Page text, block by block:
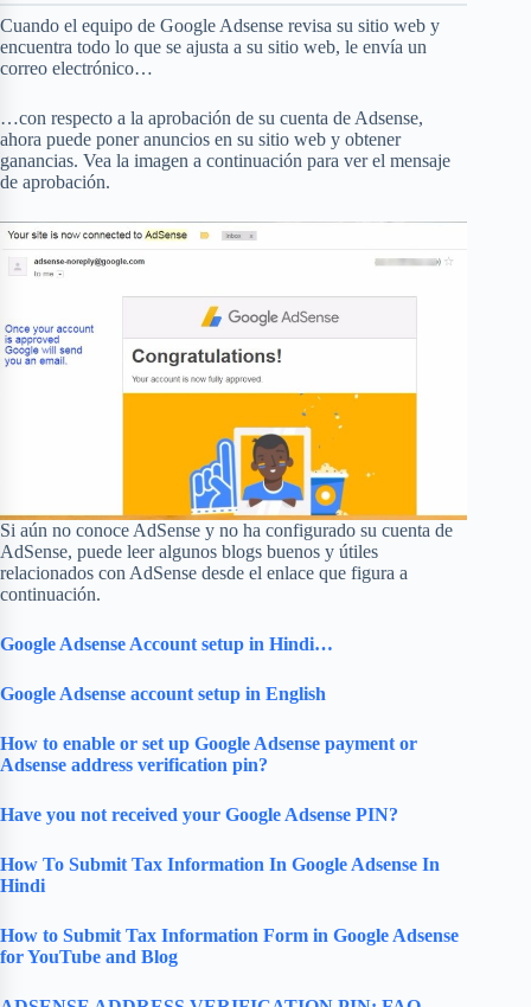
Cuando el equipo de Google Adsense revisa su sitio web y
encuentra todo lo que se ajusta a su sitio web, le envía un
correo electrónico…
…con respecto a la aprobación de su cuenta de Adsense,
ahora puede poner anuncios en su sitio web y obtener
ganancias. Vea la imagen a continuación para ver el mensaje
de aprobación.
Si aún no conoce AdSense y no ha configurado su cuenta de
AdSense, puede leer algunos blogs buenos y útiles
relacionados con AdSense desde el enlace que figura a
continuación.
Google Adsense Account setup in Hindi…
Google Adsense account setup in English
How to enable or set up Google Adsense payment or
Adsense address verification pin?
Have you not received your Google Adsense PIN?
How To Submit Tax Information In Google Adsense In
Hindi
How to Submit Tax Information Form in Google Adsense
for YouTube and Blog